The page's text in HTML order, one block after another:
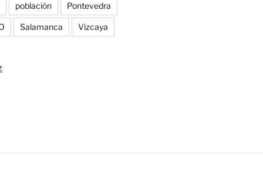
población Pontevedra
Salamanca Vizcaya